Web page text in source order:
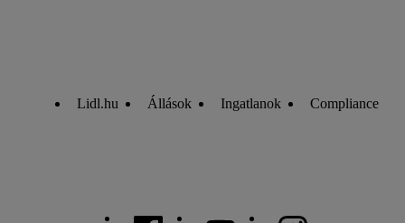
Lidl.hu Állások Ingatlanok Compliance